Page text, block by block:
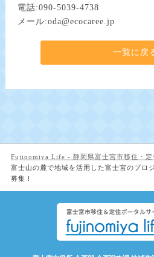
電話:090-5039-4738
メール:oda@ecocaree.jp
一覧に戻
Fujinomiya Life - 静岡県富士宮市移住・定
富士山の麓で地域を活用した富士宮のプロ
募集！